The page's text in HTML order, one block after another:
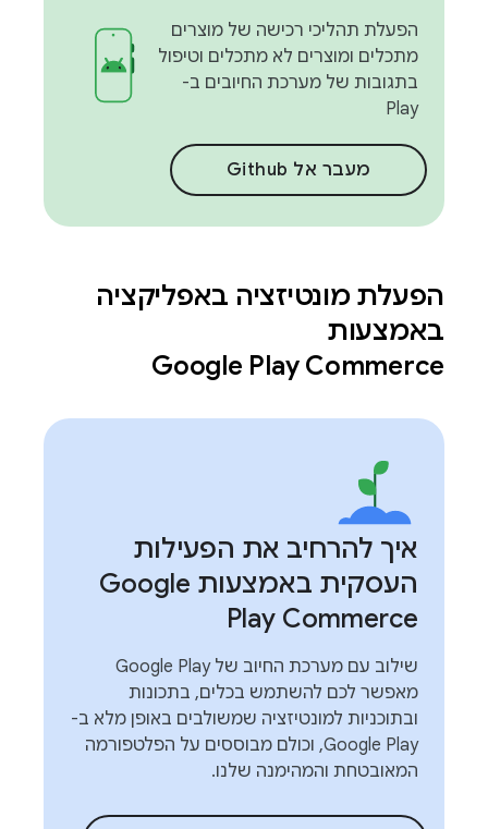
הפעלת תהליכי רכישה של מוצרים
מתכלים ומוצרים לא מתכלים וטיפול
בתגובות של מערכת החיובים ב-
Play
מעבר אל Github
הפעלת מונטיזציה באפליקציה
באמצעות
Google Play Commerce
איך להרחיב את הפעילות
העסקית באמצעות Google
Play Commerce
שילוב עם מערכת החיוב של Google Play
מאפשר לכם להשתמש בכלים, בתכונות
ובתוכניות למונטיזציה שמשולבים באופן מלא ב-
Google Play, וכולם מבוססים על הפלטפורמה
המאובטחת והמהימנה שלנו.